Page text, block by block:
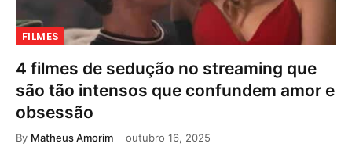
FILMES
4 filmes de sedução no streaming que
são tão intensos que confundem amor e
obsessão
By Matheus Amorim outubro 16, 2025